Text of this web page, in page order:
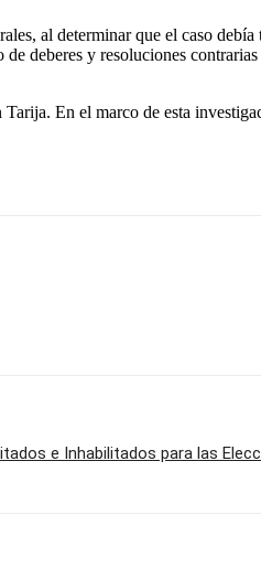
al determinar que el caso debía
deberes y resoluciones
En el marco de esta
e Inhabilitados para las